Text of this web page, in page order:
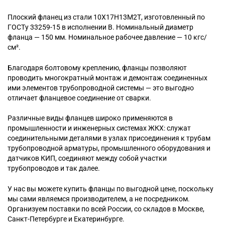
Плоский фланец из стали 10Х17Н13М2Т, изготовленный по
ГОСТу 33259-15 в исполнении B. Номинальный диаметр
фланца — 150 мм. Номинальное рабочее давление — 10 кгс/
см².
Благодаря болтовому креплению, фланцы позволяют
проводить многократный монтаж и демонтаж соединенных
ими элементов трубопроводной системы — это выгодно
отличает фланцевое соединение от сварки.
Различные виды фланцев широко применяются в
промышленности и инженерных системах ЖКХ: служат
соединительными деталями в узлах присоединения к трубам
трубопроводной арматуры, промышленного оборудования и
датчиков КИП, соединяют между собой участки
трубопроводов и так далее.
У нас вы можете купить фланцы по выгодной цене, поскольку
мы сами являемся производителем, а не посредником.
Организуем поставки по всей России, со складов в Москве,
Санкт-Петербурге и Екатеринбурге.